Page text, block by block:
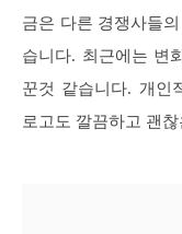
금은 다른 경쟁사들
습니다. 최근에는 변
꾼것 같습니다. 개인
로고도 깔끔하고 괜